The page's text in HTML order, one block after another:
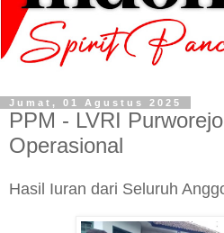
Jumat, 01 Agustus 2025
PPM - LVRI
Operasional
Hasil Iuran dari Seluruh